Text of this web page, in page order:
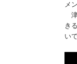
メ
津
き
い